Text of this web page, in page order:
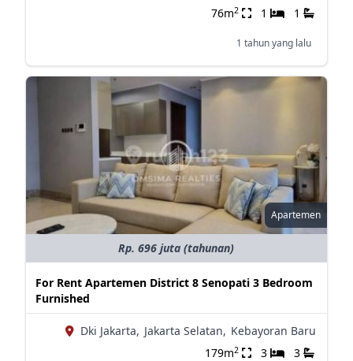
76m2 1 1
1 tahun yang lalu
Apartemen
Rp. 696 juta (tahunan)
For Rent Apartemen District 8 Senopati 3 Bedroom
Furnished
Dki Jakarta, Jakarta Selatan, Kebayoran Baru
179m2 3 3